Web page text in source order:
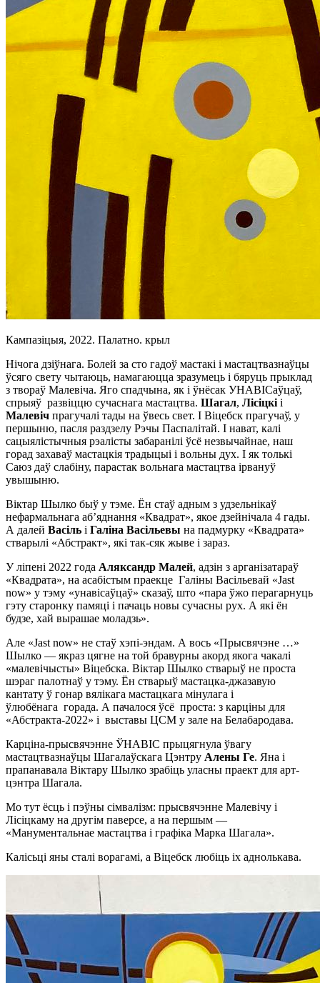
Кампазіцыя, 2022. Палатно. крыл
Нічога дзіўнага. Болей за сто гадоў мастакі і мастацтвазнаўцы
ўсяго свету чытаюць, намагаюцца зразумець і бяруць прыклад
з твораў Малевіча. Яго спадчына, як і ўнёсак УНАВІСаўцаў,
спрыяў развіццю сучаснага мастацтва. Шагал, Лісіцкі і
Малевіч прагучалі тады на ўвесь свет. І Віцебск прагучаў, у
першыню, пасля раздзелу Рэчы Паспалітай. І нават, калі
сацыялістычныя рэалісты забаранілі ўсё незвычайнае, наш
горад захаваў мастацкія традыцыі і вольны дух. І як толькі
Саюз даў слабіну, парастак вольнага мастацтва ірвануў
увышыню.
Віктар Шылко быў у тэме. Ён стаў адным з удзельнікаў
нефармальнага аб’яднання «Квадрат», якое дзейнічала 4 гады.
А далей Васіль і Галіна Васільевы на падмурку «Квадрата»
стварылі «Абстракт», які так-сяк жыве і зараз.
У ліпені 2022 года Аляксандр Малей, адзін з арганізатараў
«Квадрата», на асабістым праекце Галіны Васільевай «Jast
now» у тэму «унавісаўцаў» сказаў, што «пара ўжо перагарнуць
гэту старонку памяці і пачаць новы сучасны рух. А які ён
будзе, хай вырашае моладзь».
Але «Jast now» не стаў хэпі-эндам. А вось «Прысвячэне …»
Шылко — якраз цягне на той бравурны акорд якога чакалі
«малевічысты» Віцебска. Віктар Шылко стварыў не проста
шэраг палотнаў у тэму. Ён стварыў мастацка-джазавую
кантату ў гонар вялікага мастацкага мінулага і
ўлюбёнага горада. А пачалося ўсё проста: з карціны для
«Абстракта-2022» і выставы ЦСМ у зале на Белабародава.
Карціна-прысвячэнне ЎНАВІС прыцягнула ўвагу
мастацтвазнаўцы Шагалаўскага Цэнтру Алены Ге. Яна і
прапанавала Віктару Шылко зрабіць уласны праект для арт-
цэнтра Шагала.
Мо тут ёсць і пэўны сімвалізм: прысвячэнне Малевічу і
Лісіцкаму на другім паверсе, а на першым —
«Манументальнае мастацтва і графіка Марка Шагала».
Калісьці яны сталі ворагамі, а Віцебск любіць іх аднолькава.